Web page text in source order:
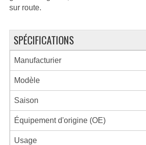
sur route.
SPÉCIFICATIONS
Manufacturier
Modèle
Saison
Équipement d'origine (OE)
Usage